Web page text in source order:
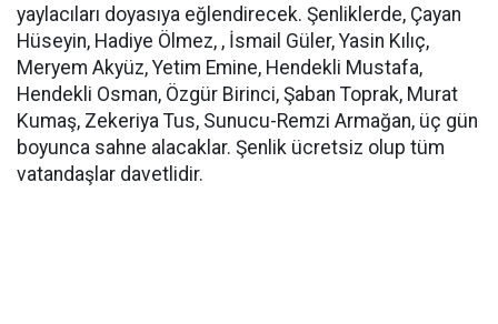
yaylacıları doyasıya eğlendirecek. Şenliklerde, Çayan
Hüseyin, Hadiye Ölmez, , İsmail Güler, Yasin Kılıç,
Meryem Akyüz, Yetim Emine, Hendekli Mustafa,
Hendekli Osman, Özgür Birinci, Şaban Toprak, Murat
Kumaş, Zekeriya Tus, Sunucu-Remzi Armağan, üç gün
boyunca sahne alacaklar. Şenlik ücretsiz olup tüm
vatandaşlar davetlidir.